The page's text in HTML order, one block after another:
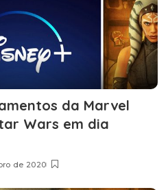
da Marvel
Wars em dia
de 2020